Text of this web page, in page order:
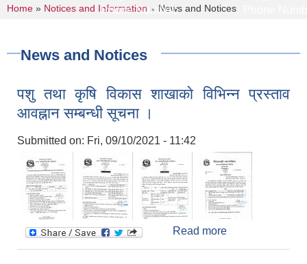
Phone Number:
Phone
You are here
Home » Notices and Information » News and Notices
News and Notices
पशु तथा कृषि विकास शाखाकाे विभिन्न प्रस्ताव
आवह्नान सम्बन्धी सूचना ।
Submitted on: Fri, 09/10/2021 - 11:42
Read more